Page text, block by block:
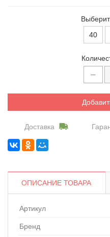
40
Доставка
ОПИСАНИЕ ТОВАРА
Артикул
Бренд